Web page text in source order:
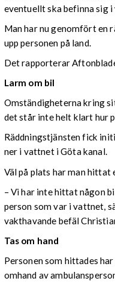
eventuellt ska befinna sig i
Man har nu genomfört en
upp personen på land.
Det rapporterar
Larm om bil
Omständigheterna kring
det står inte helt klart hur
Räddningstjänsten fick
ner i vattnet i Göta kanal.
Väl på plats har man hittat
– Vi har inte hittat någon
person som var i vattnet,
vakthavande befäl
Tas om hand
Personen som hittades
omhand av